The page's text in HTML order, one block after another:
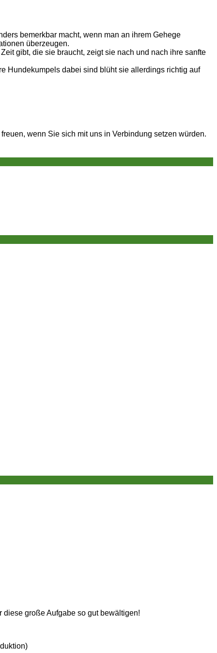
bemerkbar macht, wenn man an ihrem Gehege
überzeugen.
gibt, die sie braucht, zeigt sie nach und nach ihre sanfte
Hundekumpels dabei sind blüht sie allerdings richtig auf
wenn Sie sich mit uns in Verbindung setzen würden.
große Aufgabe so gut bewältigen!